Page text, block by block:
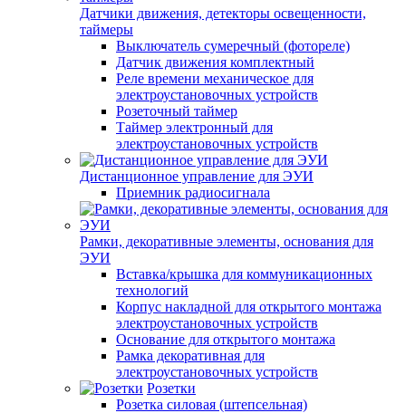
Датчики движения, детекторы освещенности,
таймеры
Выключатель сумеречный (фотореле)
Датчик движения комплектный
Реле времени механическое для
электроустановочных устройств
Розеточный таймер
Таймер электронный для
электроустановочных устройств
Дистанционное управление для ЭУИ
Приемник радиосигнала
Рамки, декоративные элементы, основания для
ЭУИ
Вставка/крышка для коммуникационных
технологий
Корпус накладной для открытого монтажа
электроустановочных устройств
Основание для открытого монтажа
Рамка декоративная для
электроустановочных устройств
Розетки
Розетка силовая (штепсельная)